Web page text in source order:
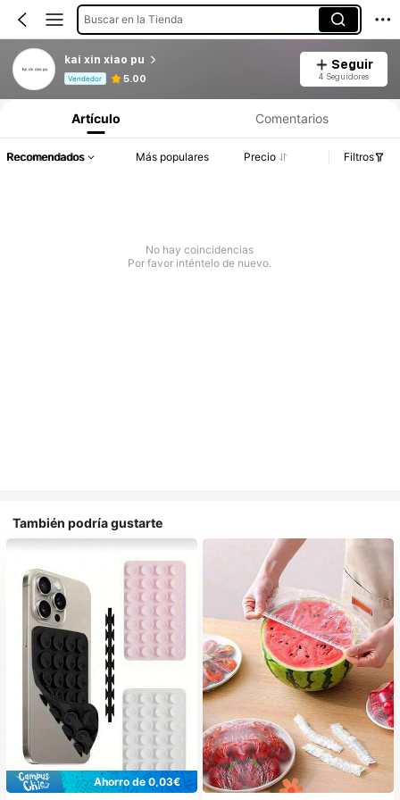
Buscar en la Tienda
kai xin xiao pu
Vendedor 5.00
Seguir
4 Seguidores
Artículo Comentarios
Recomendados Más populares Precio Filtros
No hay coincidencias
Por favor inténtelo de nuevo.
También podría gustarte
Ahorro de 0,03€